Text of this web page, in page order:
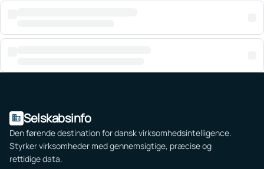
domain Selskabsinfo
Den førende destination for dansk virksomhedsintelligence.
Styrker virksomheder med gennemsigtige, præcise og
rettidige data.